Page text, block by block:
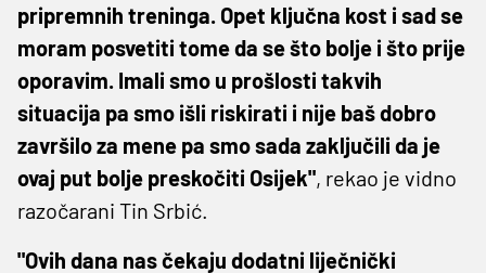
pripremnih treninga. Opet ključna kost i sad se
moram posvetiti tome da se što bolje i što prije
oporavim. Imali smo u prošlosti takvih
situacija pa smo išli riskirati i nije baš dobro
završilo za mene pa smo sada zaključili da je
ovaj put bolje preskočiti Osijek", rekao je vidno
razočarani Tin Srbić.
"Ovih dana nas čekaju dodatni liječnički